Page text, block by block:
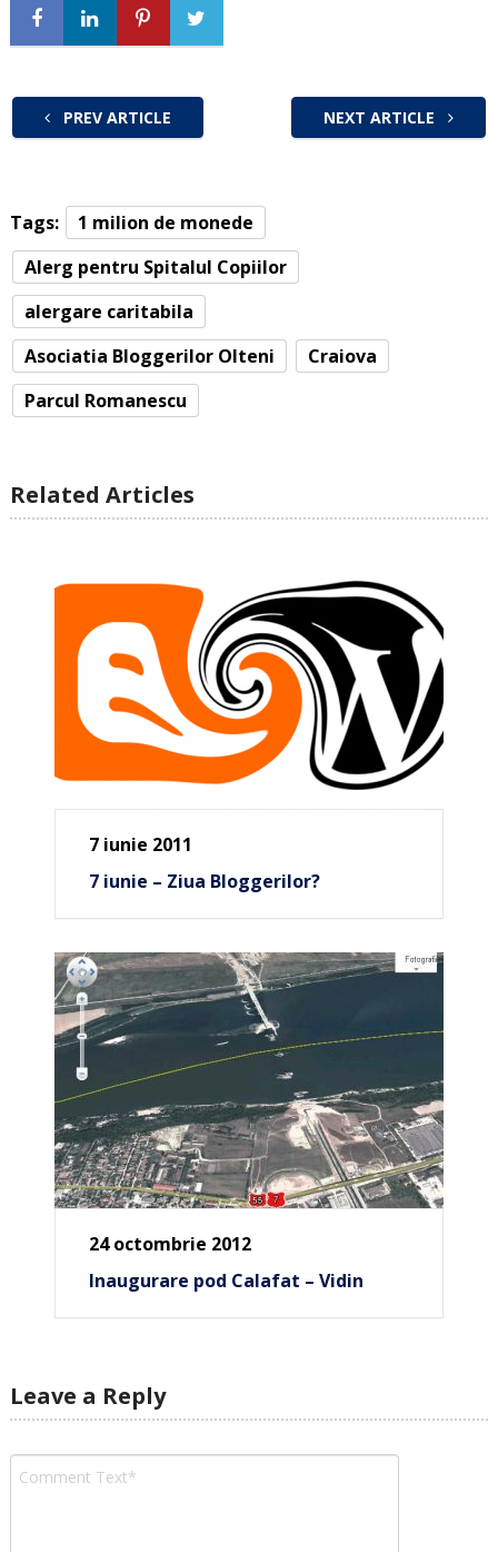
PREV ARTICLE NEXT ARTICLE
Tags:
1 milion de monede
Alerg pentru Spitalul Copiilor
alergare caritabila
Asociatia Bloggerilor Olteni
Craiova
Parcul Romanescu
Related Articles
7 iunie 2011
7 iunie – Ziua Bloggerilor?
24 octombrie 2012
Inaugurare pod Calafat – Vidin
Leave a Reply